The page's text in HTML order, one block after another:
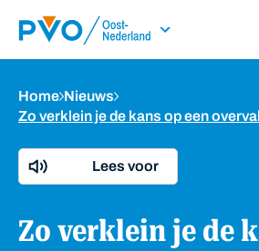
Home
Nieuws
Zo verklein je de kans op een overval
Lees voor
Zo verklein je de kans op